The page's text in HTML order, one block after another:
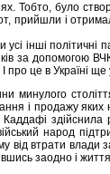
Тобто, було
прийшли і
інші політичні
за допомогою
це в Україні ще
минулого
і продажу
здійснила
народ
втрати влади
заодно і